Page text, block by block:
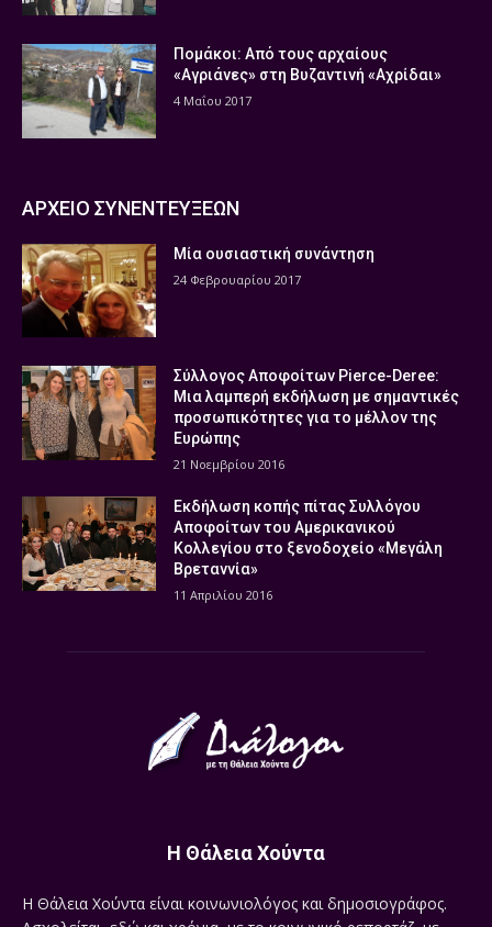
Πομάκοι: Από τους αρχαίους
«Αγριάνες» στη Βυζαντινή «Αχρίδαι»
4 Μαΐου 2017
ΑΡΧΕΙΟ ΣΥΝΕΝΤΕΥΞΕΩΝ
Μία ουσιαστική συνάντηση
24 Φεβρουαρίου 2017
Σύλλογος Αποφοίτων Pierce-Deree:
Μια λαμπερή εκδήλωση με σημαντικές
προσωπικότητες για το μέλλον της
Ευρώπης
21 Νοεμβρίου 2016
Εκδήλωση κοπής πίτας Συλλόγου
Αποφοίτων του Αμερικανικού
Κολλεγίου στο ξενοδοχείο «Μεγάλη
Βρεταννία»
11 Απριλίου 2016
Η Θάλεια Χούντα
Η Θάλεια Χούντα είναι κοινωνιολόγος και δημοσιογράφος.